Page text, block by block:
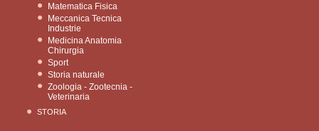
Matematica Fisica
Meccanica Tecnica
Industrie
Medicina Anatomia
Chirurgia
Sport
Storia naturale
Zoologia - Zootecnia -
Veterinaria
STORIA